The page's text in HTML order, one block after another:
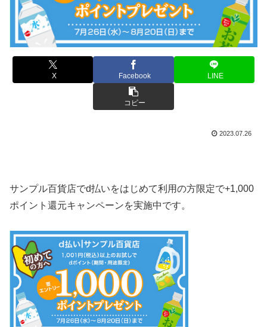
X Facebook LINE
コピー
2023.07.26
サンプル百貨店でd払いをはじめて利用の方限定で+1,000
ポイント還元キャンペーンを実施中です。